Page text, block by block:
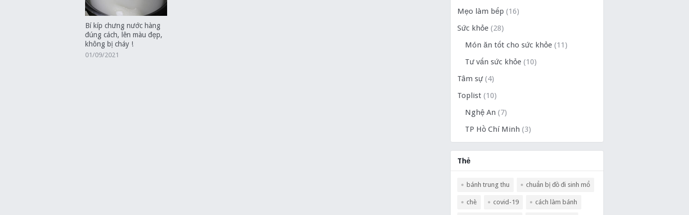
Bí kíp chưng nước hàng
đúng cách, lên màu đẹp,
không bị cháy !
01/09/2021
Mẹo làm bếp (16)
Sức khỏe (28)
Món ăn tốt cho sức khỏe (11)
Tư vấn sức khỏe (10)
Tâm sự (4)
Toplist (10)
Nghệ An (7)
TP Hồ Chí Minh (3)
Thẻ
bánh trung thu chuẩn bị đồ đi sinh mổ
chè covid-19 cách làm bánh